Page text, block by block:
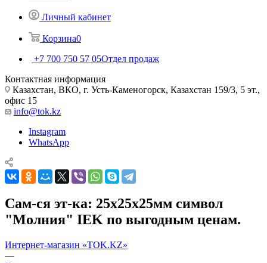
Личный кабинет
Корзина0
+7 700 750 57 05Отдел продаж
Контактная информация
Казахстан, ВКО, г. Усть-Каменогорск, Казахстан 159/3, 5 эт.,
офис 15
info@tok.kz
Instagram
WhatsApp
Сам-ся эт-ка: 25х25х25мм символ
"Молния" IEK по выгодным ценам.
Интернет-магазин «TOK.KZ»
—